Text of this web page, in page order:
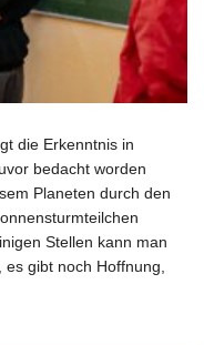
die Erkenntnis in
bedacht worden
Planeten durch den
Stellen kann man
es gibt noch Hoffnung,